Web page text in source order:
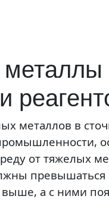
металлов в
от тяжелых
превышаться
выше, а с ними